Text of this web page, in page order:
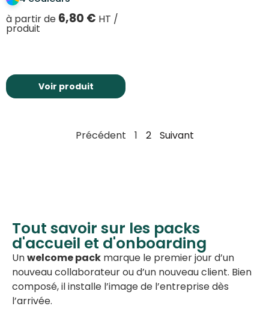
à partir de 6,80 € HT /
produit
Voir produit
Précédent 1 2 Suivant
Tout savoir sur les packs
d'accueil et d'onboarding
Unwelcome pack marque le premier jour d’un
nouveau collaborateur ou d’un nouveau client. Bien
composé, il installe l’image de l’entreprise dès
l’arrivée.